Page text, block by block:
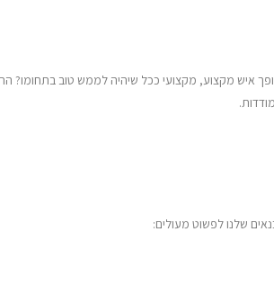
איש מקצוע, מקצועי ככל שיהיה לממש טוב
שלנו לפשוט מעולים: